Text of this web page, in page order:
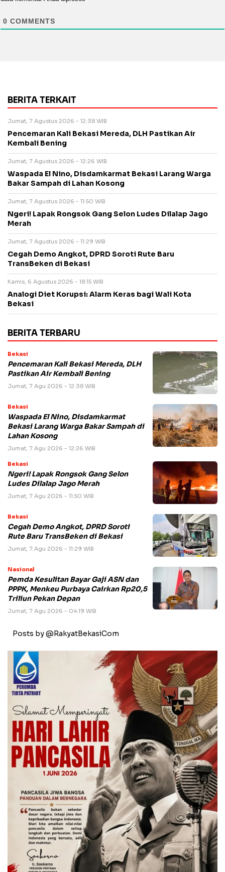
0 COMMENTS
BERITA TERKAIT
Jumat, 7 Agustus 2026 - 12:38 WIB
Pencemaran Kali Bekasi Mereda, DLH Pastikan Air
Kembali Bening
Jumat, 7 Agustus 2026 - 12:26 WIB
Waspada El Nino, Disdamkarmat Bekasi Larang Warga
Bakar Sampah di Lahan Kosong
Jumat, 7 Agustus 2026 - 11:50 WIB
Ngeri! Lapak Rongsok Gang Selon Ludes Dilalap Jago
Merah
Jumat, 7 Agustus 2026 - 11:29 WIB
Cegah Demo Angkot, DPRD Soroti Rute Baru
TransBeken di Bekasi
Kamis, 6 Agustus 2026 - 18:15 WIB
Analogi Diet Korupsi: Alarm Keras bagi Wali Kota
Bekasi
BERITA TERBARU
Bekasi
Pencemaran Kali Bekasi Mereda, DLH
Pastikan Air Kembali Bening
Jumat, 7 Agu 2026 - 12:38 WIB
Bekasi
Waspada El Nino, Disdamkarmat
Bekasi Larang Warga Bakar Sampah di
Lahan Kosong
Jumat, 7 Agu 2026 - 12:26 WIB
Bekasi
Ngeri! Lapak Rongsok Gang Selon
Ludes Dilalap Jago Merah
Jumat, 7 Agu 2026 - 11:50 WIB
Bekasi
Cegah Demo Angkot, DPRD Soroti
Rute Baru TransBeken di Bekasi
Jumat, 7 Agu 2026 - 11:29 WIB
Nasional
Pemda Kesulitan Bayar Gaji ASN dan
PPPK, Menkeu Purbaya Cairkan Rp20,5
Triliun Pekan Depan
Jumat, 7 Agu 2026 - 04:19 WIB
Posts by @RakyatBekasiCom